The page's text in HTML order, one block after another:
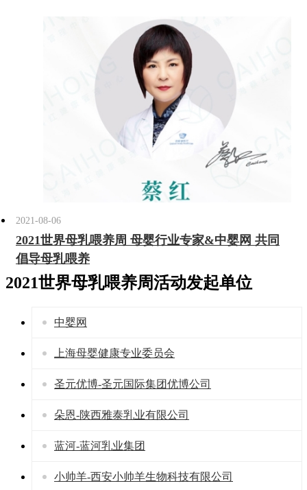
2021-08-06
2021世界母乳喂养周 母婴行业专家&中婴网 共同
倡导母乳喂养
2021世界母乳喂养周活动发起单位
中婴网
上海母婴健康专业委员会
圣元优博-圣元国际集团优博公司
朵恩-陕西雅泰乳业有限公司
蓝河-蓝河乳业集团
小帅羊-西安小帅羊生物科技有限公司